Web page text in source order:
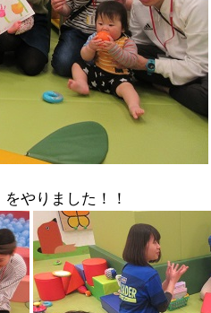
をやりました！！